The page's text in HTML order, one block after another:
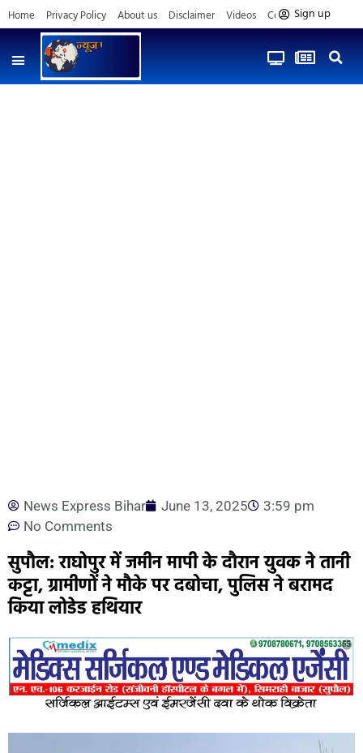
Home Privacy Policy About us Disclaimer Videos Contact us
Sign up
News Express Bihar June 13, 2025
3:59 pm
No Comments
सुपौल: राघोपुर में जमीन मापी के दौरान युवक ने तानी
कट्टा, ग्रामीणों ने मौके पर दबोचा, पुलिस ने बरामद
किया लोडेड हथियार